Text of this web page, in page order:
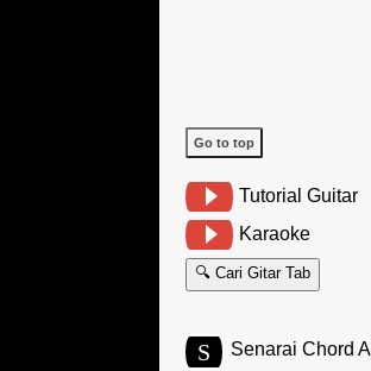
Go to top
Tutorial Guitar
Karaoke
🔍 Cari Gitar Tab
S Senarai Chord